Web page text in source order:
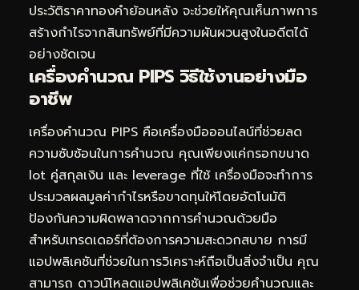
ประวัติราคาทองคำย้อนหลัง จะช่วยให้คุณเห็นภาพการ
สร้างกำไรจากสินทรัพย์ที่มีความผันผวนสูงในอดีตได้
อย่างชัดเจน
เครื่องคำนวณ PIPS วิธีใช้งานอย่างมือ
อาชีพ
เครื่องคำนวณ PIPS คือเครื่องมือออนไลน์ที่ช่วยลด
ความซับซ้อนในการคำนวณ คุณเพียงแค่กรอกขนาด
lot คู่สกุลเงิน และ leverage ที่ใช้ เครื่องมือจะทำการ
ประมวลผลมูลค่ากำไรหรือขาดทุนให้โดยอัตโนมัติ
ป้องกันความผิดพลาดจากการคำนวณด้วยมือ
สำหรับเทรดเดอร์ที่ต้องการความสะดวกสบาย การมี
แอปพลิเคชันที่ช่วยในการวิเคราะห์ถือเป็นสิ่งจำเป็น คุณ
สามารถ ดาวน์โหลดแอปพลิเคชันเพื่อช่วยคำนวณและ